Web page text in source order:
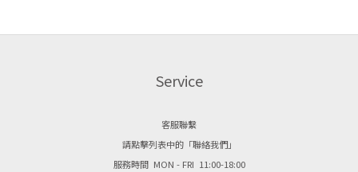
Service
客服聯繫
請點擊列表中的「聯絡我們」
服務時間 MON - FRI 11:00-18:00